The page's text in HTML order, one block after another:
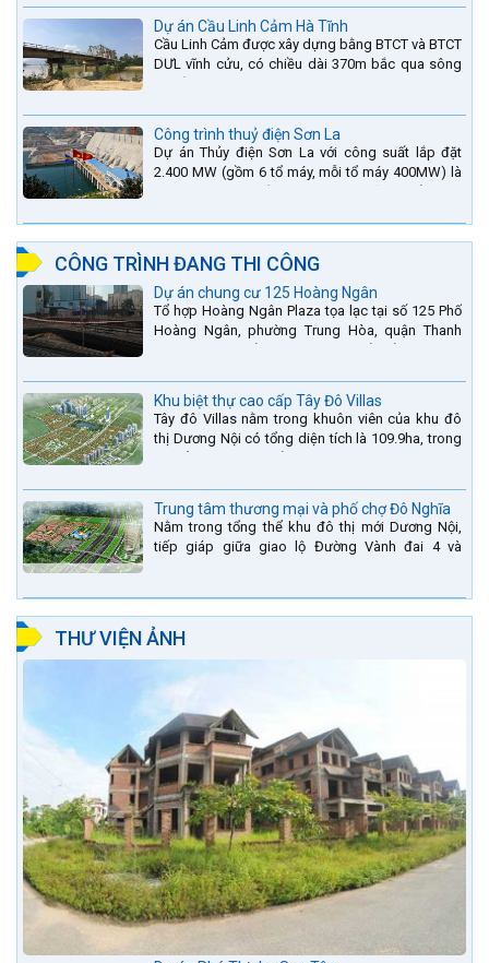
Dự án Cầu Linh Cảm Hà Tĩnh
Cầu Linh Cảm được xây dựng bằng BTCT và BTCT
DƯL vĩnh cửu, có chiều dài 370m bắc qua sông
Công trình thuỷ điện Sơn La
Dự án Thủy điện Sơn La với công suất lắp đặt
2.400 MW (gồm 6 tổ máy, mỗi tổ máy 400MW) là
CÔNG TRÌNH ĐANG THI CÔNG
Dự án chung cư 125 Hoàng Ngân
Tổ hợp Hoàng Ngân Plaza tọa lạc tại số 125 Phố
Hoàng Ngân, phường Trung Hòa, quận Thanh
Khu biệt thự cao cấp Tây Đô Villas
Tây đô Villas nằm trong khuôn viên của khu đô
thị Dương Nội có tổng diện tích là 109.9ha, trong
Trung tâm thương mại và phố chợ Đô Nghĩa
Nằm trong tổng thể khu đô thị mới Dương Nội,
tiếp giáp giữa giao lộ Đường Vành đai 4 và
THƯ VIỆN ẢNH